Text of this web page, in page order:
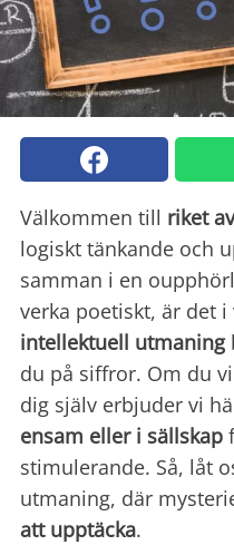
Välkommen till riket
logiskt tänkande och
samman i en
verka poetiskt, är det
intellektuell utmaning
du på siffror. Om du
dig själv erbjuder vi
ensam eller i sällskap
stimulerande. Så, låt
utmaning, där
att upptäcka.